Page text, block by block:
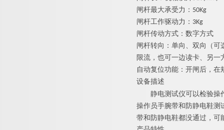
闸杆最大承受力： 50Kg
闸杆工作驱动力：3Kg
闸杆传动方式：数字方式
闸杆转向：单向、双向（
限流，也可一边读卡、另
自动复位功能：开闸后，
设备描述
静电测试仪可以检验操
操作员手腕带和防静电鞋测
带和防静电鞋都没通过，可